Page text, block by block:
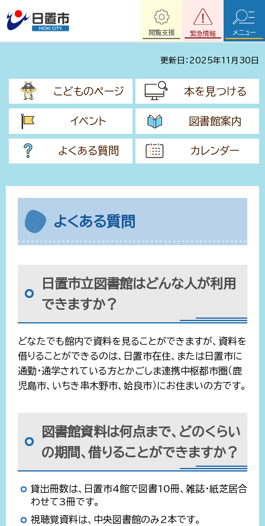
緊急情報
閲覧支援 メニュー
更新日：2025年11月30日
こどものページ 本を見つける
イベント 図書館案内
よくある質問 カレンダー
よくある質問
日置市立図書館はどんな人が利用
できますか？
どなたでも館内で資料を見ることができますが、資料を
借りることができるのは、日置市在住、または日置市に
通勤・通学されている方とかごしま連携中枢都市圏（鹿
児島市、いちき串木野市、姶良市）にお住まいの方です。
図書館資料は何点まで、どのくらい
の期間、借りることができますか？
貸出冊数は、日置市4館で図書10冊、雑誌・紙芝居合
わせて3冊です。
視聴覚資料は、中央図書館のみ2本です。